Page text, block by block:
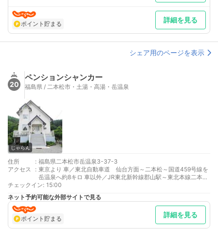
ポイント貯まる 詳細を見る
シェア用のページを表示
20
ペンションシャンカー
福島県 / 二本松市・土湯・高湯・岳温泉
じゃらん
住所 : 福島県二本松市岳温泉3-37-3
アクセス
: 東京より 車／東北自動車道 仙台方面～二本松～国道459号線を
岳温泉へ約8キロ 車以外／JR東北新幹線郡山駅～東北本線二本松
駅下車、福島交通バス岳温泉
仙台より 車／東北自動車道 東京方面～二本松～国道459号線を
岳温泉へ約8キロ 車以外／JR東北新幹線郡山駅～東北本線二
最寄り駅１ 二本松
補足 車／駐車場は先着10台までとなります。
チェックイン: 15:00
ネット予約可能な外部サイトで見る
ポイント貯まる 詳細を見る